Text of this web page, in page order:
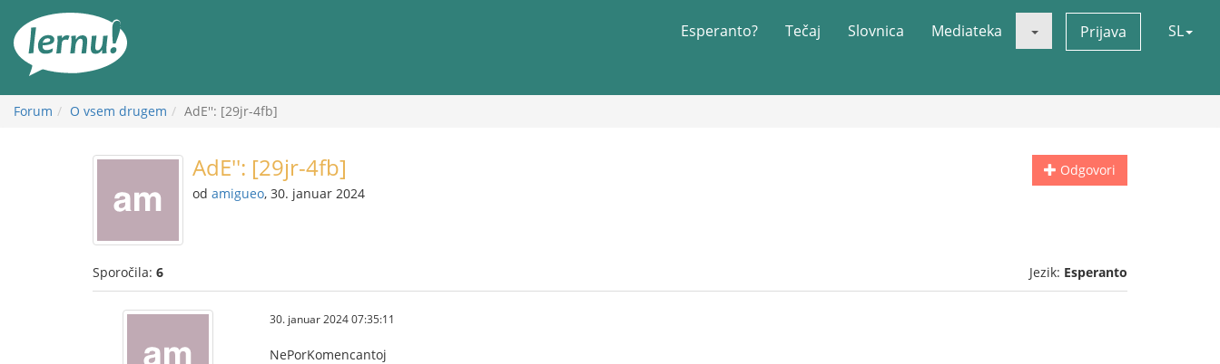
vsebini
Esperanto? Tečaj Slovnica Mediateka Prijava SL
Forum O vsem drugem AdE'': [29jr-4fb]
Odgovori
AdE'': [29jr-4fb]
od amigueo, 30. januar 2024
Sporočila: 6 Jezik: Esperanto
30. januar 2024 07:35:11
NePorKomencantoj